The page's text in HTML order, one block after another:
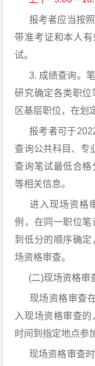
报考者应当按照
带准考证和本人
试。
3. 成绩查询。笔
研究确定各类职
区基层职位，在划
报考者可于2022
查询公共科目、专
查询笔试最低合
等相关信息。
进入现场资格审
例，在同一职位
到低分的顺序确
场资格审查。
(二)现场资格审
现场资格审查在
入现场资格审查
时间到指定地点参
现场资格审查时